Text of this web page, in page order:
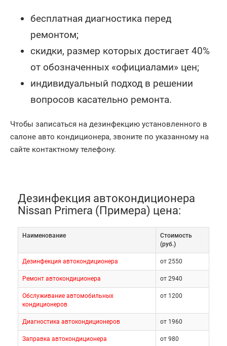
бесплатная диагностика перед
ремонтом;
скидки, размер которых достигает 40%
от обозначенных «официалами» цен;
индивидуальный подход в решении
вопросов касательно ремонта.
Чтобы записаться на дезинфекцию установленного в
салоне авто кондиционера, звоните по указанному на
сайте контактному телефону.
Дезинфекция автокондиционера
Nissan Primera (Примера) цена:
Наименование
Cтоимость
(руб.)
Дезинфекция автокондиционера от 2550
Ремонт автокондиционера от 2940
Обслуживание автомобильных
кондиционеров
от 1200
Диагностика автокондиционеров от 1960
Заправка автокондиционера от 980